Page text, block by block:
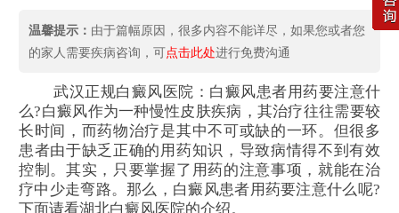
温馨提示： 由于篇幅原因，很多内容不能详尽，如果您或者您
的家人需要疾病咨询，可点击此处进行免费沟通
武汉正规白癜风医院：白癜风患者用药要注意什
么?白癜风作为一种慢性皮肤疾病，其治疗往往需要较
长时间，而药物治疗是其中不可或缺的一环。但很多
患者由于缺乏正确的用药知识，导致病情得不到有效
控制。其实，只要掌握了用药的注意事项，就能在治
疗中少走弯路。那么，白癜风患者用药要注意什么呢?
下面请看湖北白癜风医院的介绍。